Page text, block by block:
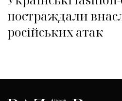
постраждали
російських атак